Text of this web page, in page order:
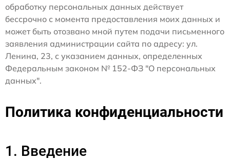
обработку персональных данных действует
бессрочно с момента предоставления моих данных и
может быть отозвано мной путем подачи письменного
заявления администрации сайта по адресу: ул.
Ленина, 23, с указанием данных, определенных
Федеральным законом № 152-ФЗ "О персональных
данных".
Политика конфиденциальности
1. Введение